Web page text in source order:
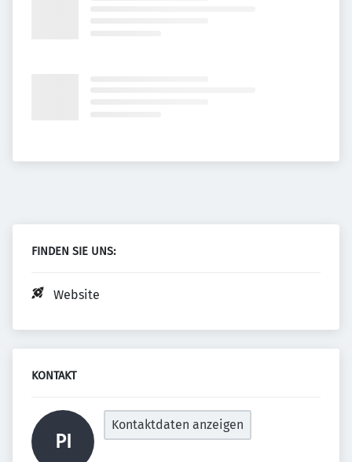
FINDEN SIE UNS:
Website
KONTAKT
PI
Kontaktdaten anzeigen